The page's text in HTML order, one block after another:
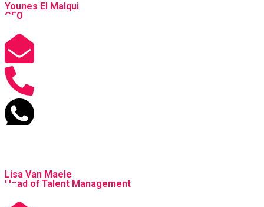
Younes El Malqui
CEO
Lisa Van Maele
Head of Talent Management